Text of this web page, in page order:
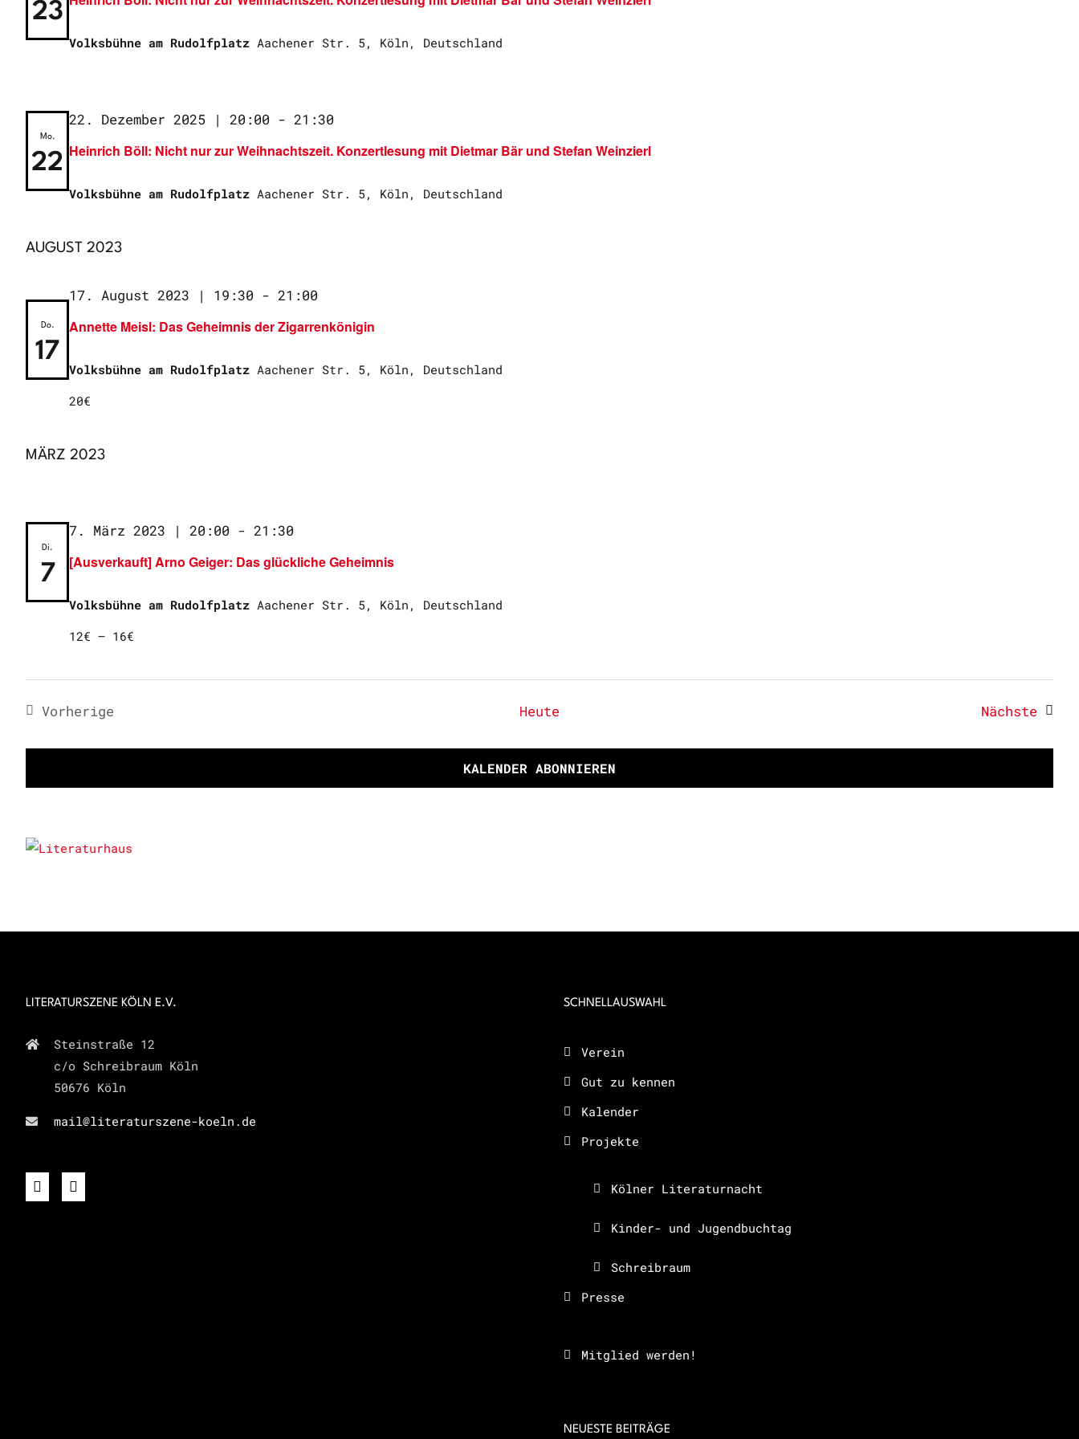
23
Volksbühne am Rudolfplatz Aachener Str. 5, Köln, Deutschland
Mo.
22 Heinrich Böll: Nicht nur zur Weihnachtszeit. Konzertlesung mit Dietmar Bär und Stefan Weinzierl
22. Dezember 2025 | 20:00 - 21:30
Volksbühne am Rudolfplatz Aachener Str. 5, Köln, Deutschland
AUGUST 2023
Do.
17
Annette Meisl: Das Geheimnis der Zigarrenkönigin
17. August 2023 | 19:30 - 21:00
Volksbühne am Rudolfplatz Aachener Str. 5, Köln, Deutschland
20€
MÄRZ 2023
Di.
7 [Ausverkauft] Arno Geiger: Das glückliche Geheimnis
7. März 2023 | 20:00 - 21:30
Volksbühne am Rudolfplatz Aachener Str. 5, Köln, Deutschland
12€ – 16€
Vorherige
Heute Nächste
KALENDER ABONNIEREN
LITERATURSZENE KÖLN E.V.
Steinstraße 12
c/o Schreibraum Köln
50676 Köln
mail@literaturszene-koeln.de
SCHNELLAUSWAHL
Verein
Gut zu kennen
Kalender
Projekte
Kölner Literaturnacht
Kinder- und Jugendbuchtag
Schreibraum
Presse
Mitglied werden!
NEUESTE BEITRÄGE